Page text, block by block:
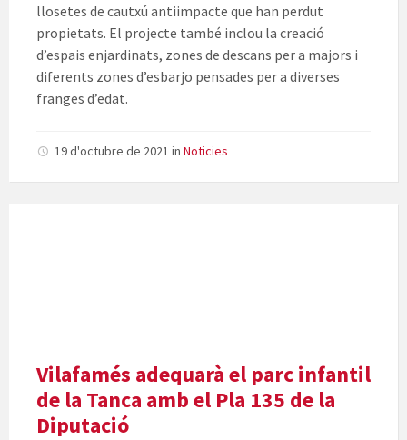
llosetes de cautxú antiimpacte que han perdut
propietats. El projecte també inclou la creació
d’espais enjardinats, zones de descans per a majors i
diferents zones d’esbarjo pensades per a diverses
franges d’edat.
19 d'octubre de 2021 in Noticies
Vilafamés adequarà el parc infantil
de la Tanca amb el Pla 135 de la
Diputació